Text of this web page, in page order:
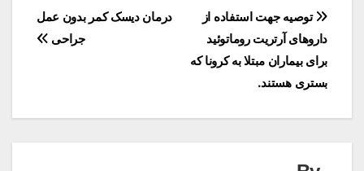
درمان دیسک کمر بدون عمل
جراحی
توصیه جهت استفاده از
داروهای آرتریت روماتوئید
برای بیماران مبتلا به کرونا که
بستری هستند.